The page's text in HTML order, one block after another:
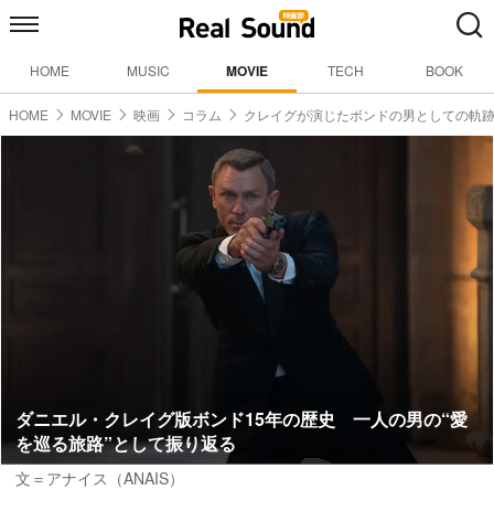
HOME MUSIC MOVIE TECH BOOK
HOME MOVIE 映画 コラム クレイグが演じたボンドの男としての軌跡
ダニエル・クレイグ版ボンド15年の歴史 一人の男の“愛
を巡る旅路”として振り返る
文＝アナイス（ANAIS）